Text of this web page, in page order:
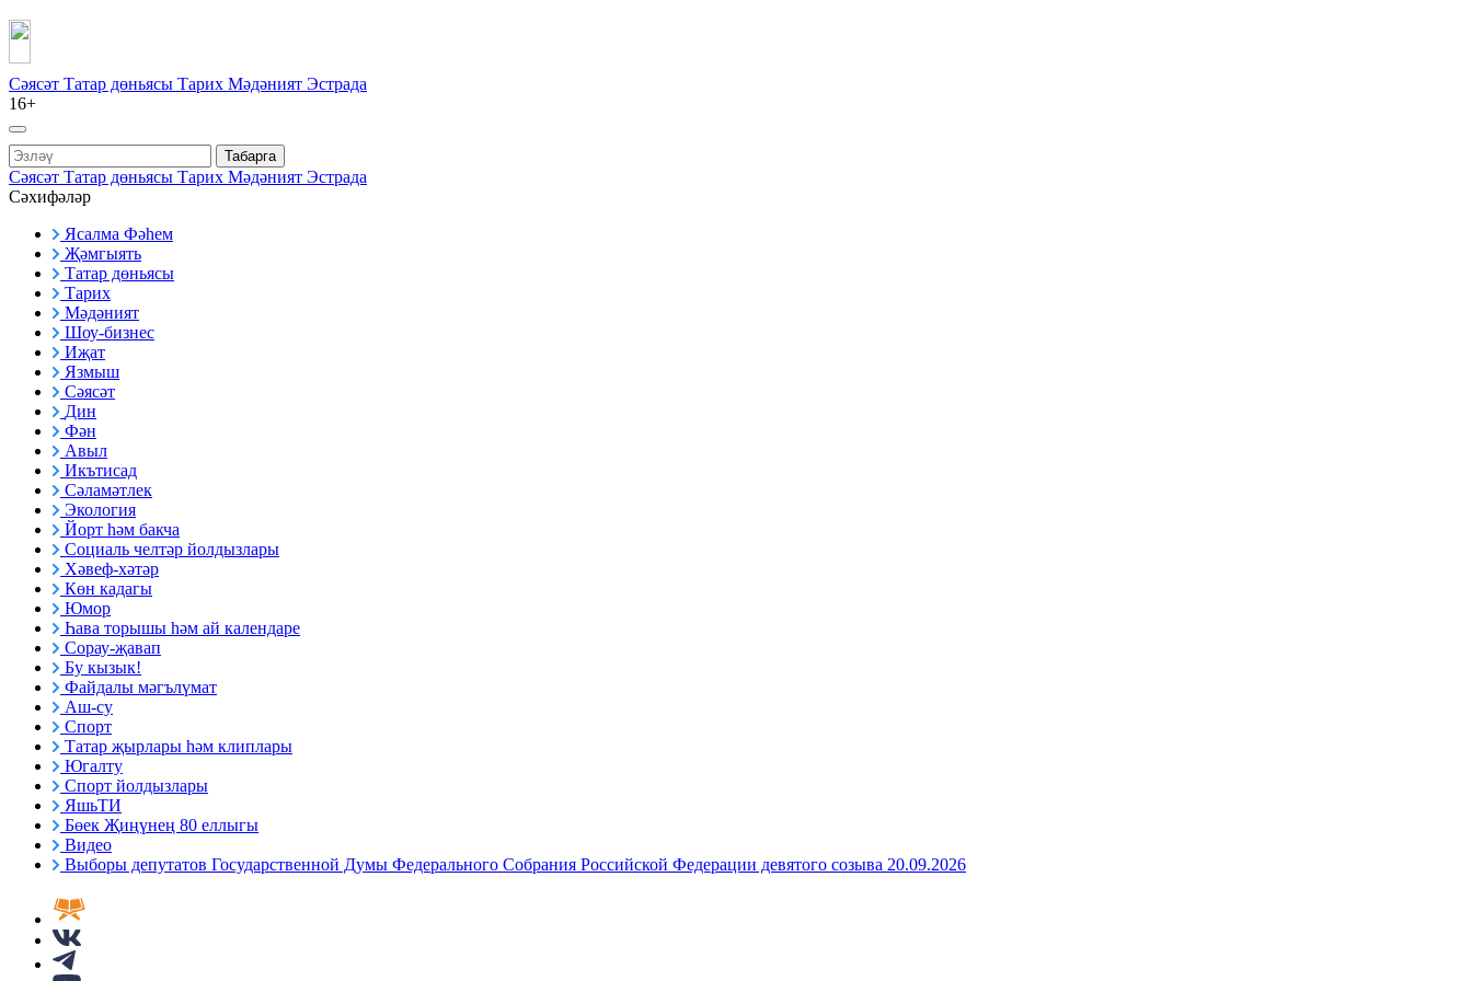
Сәясәт Татар дөньясы Тарих Мәдәният Эстрада
16+
Табарга
Сәясәт Татар дөньясы Тарих Мәдәният Эстрада
Сәхифәләр
Ясалма Фәһем
Җәмгыять
Татар дөньясы
Тарих
Мәдәният
Шоу-бизнес
Иҗат
Язмыш
Сәясәт
Дин
Фән
Авыл
Икътисад
Сәламәтлек
Экология
Йорт һәм бакча
Социаль челтәр йолдызлары
Хәвеф-хәтәр
Көн кадагы
Юмор
Һава торышы һәм ай календаре
Сорау-җавап
Бу кызык!
Файдалы мәгълүмат
Аш-су
Спорт
Татар җырлары һәм клиплары
Югалту
Спорт йолдызлары
ЯшьТИ
Бөек Җиңүнең 80 еллыгы
Видео
Выборы депутатов Государственной Думы Федерального Собрания Российской Федерации девятого созыва 20.09.2026